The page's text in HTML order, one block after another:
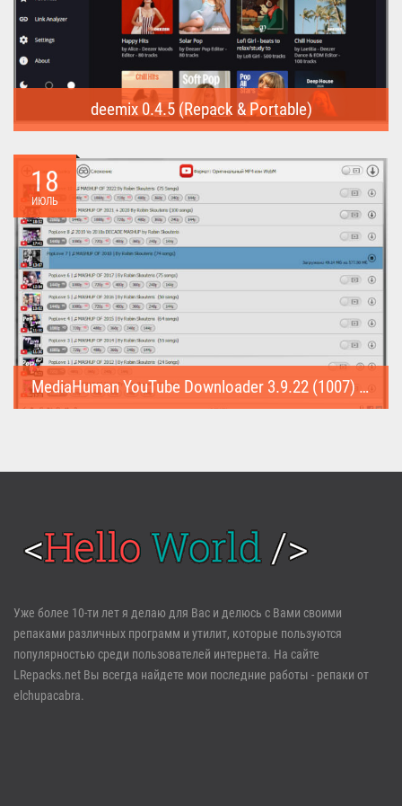
deemix 0.4.5 (Repack & Portable)
треки...
18
ИЮЛЬ
MediaHuman YouTube Downloader 3.9.22 (1007) (Repack & Portable)
Войти
Регистрация
Забыли пароль?
Уже более 10-ти лет я делаю для Вас и делюсь с Вами своими
репаками различных программ и утилит, которые пользуются
популярностью среди пользователей интернета. На сайте
LRepacks.net Вы всегда найдете мои последние работы - репаки от
elchupacabra.